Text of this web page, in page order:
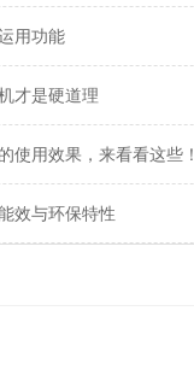
用功能
才是硬道理
使用效果，来看看这些！
效与环保特性